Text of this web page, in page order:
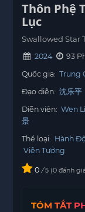
Thôn Phệ
Lục
Swallowed Star
2024
93
Quốc gia: Trung
Đạo diễn: 沈乐平
Diễn viên: Wen
景
Thể loại: Hành
Viễn Tưởng
0 / 5 0 đánh
TÓM TẮT